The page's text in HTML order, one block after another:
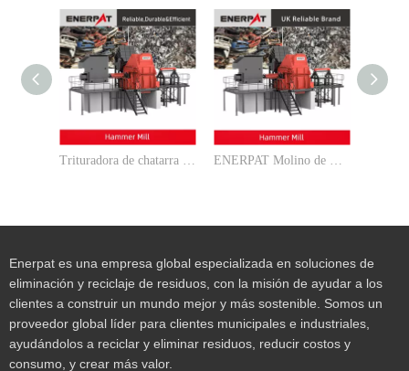
Enerpat es una empresa global especializada en soluciones de
eliminación y reciclaje de residuos, con la misión de ayudar a los
clientes a construir un mundo mejor y más sostenible. Somos un
proveedor global líder para clientes municipales e industriales,
ayudándolos a reciclar y eliminar residuos, reducir costos y
consumo, y crear más valor.